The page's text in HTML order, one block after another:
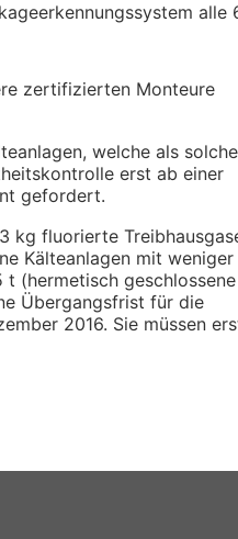
alle
zertifizierten Monteure
welche als solche
erst ab einer
gefordert.
kg fluorierte
Kälteanlagen mit weniger
(hermetisch geschlossene
Übergangsfrist für die
2016. Sie müssen